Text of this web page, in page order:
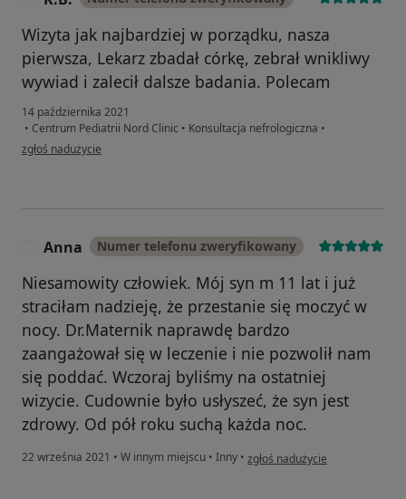
Wizyta jak najbardziej w porządku, nasza
pierwsza, Lekarz zbadał córkę, zebrał wnikliwy
wywiad i zalecił dalsze badania. Polecam
14 października 2021
• Centrum Pediatrii Nord Clinic • Konsultacja nefrologiczna •
w opinii użytkownika K.B.
zgłoś nadużycie
Anna Numer telefonu zweryfikowany
Niesamowity człowiek. Mój syn m 11 lat i już
straciłam nadzieję, że przestanie się moczyć w
nocy. Dr.Maternik naprawdę bardzo
zaangażował się w leczenie i nie pozwolił nam
się poddać. Wczoraj byliśmy na ostatniej
wizycie. Cudownie było usłyszeć, że syn jest
zdrowy. Od pół roku suchą każda noc.
22 września 2021 • W innym miejscu • Inny • w opinii użytkownika Anna
zgłoś nadużycie